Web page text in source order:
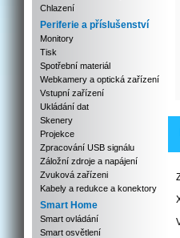
Chlazení
Periferie a příslušenství
Monitory
Tisk
Spotřební materiál
Webkamery a optická zařízení
Vstupní zařízení
Ukládání dat
Skenery
Projekce
Zpracování USB signálu
Záložní zdroje a napájení
Zvuková zařízeni
Kabely a redukce a konektory
Smart Home
Smart ovládání
Smart osvětlení